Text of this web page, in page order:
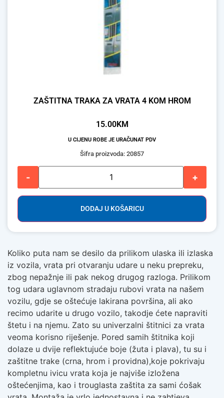
ZAŠTITNA TRAKA ZA VRATA 4 KOM HROM
15.00KM
U CIJENU ROBE JE URAČUNAT PDV
Šifra proizvoda: 20857
- +
DODAJ U KOŠARICU
Koliko puta nam se desilo da prilikom ulaska ili izlaska
iz vozila, vrata pri otvaranju udare u neku prepreku,
zbog nepažnje ili pak nekog drugog razloga. Prilikom
tog udara uglavnom stradaju rubovi vrata na našem
vozilu, gdje se oštećuje lakirana površina, ali ako
recimo udarite u drugo vozilo, takodje ćete napraviti
štetu i na njemu. Zato su univerzalni štitnici za vrata
veoma korisno riješenje. Pored samih štitnika koji
dolaze u dvije reflektujuće boje (žuta i plava), tu su i
zaštitne trake (crna, hrom i providna),koje pokrivaju
kompletnu ivicu vrata koja je najviše izložena
oštećenjima, kao i trouglasta zaštita za sami ćošak